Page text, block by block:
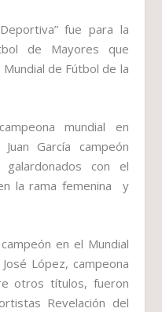
Deportiva” fue para la
de Mayores que
de Fútbol de la
mundial en
Juan García campeón
con el
la rama femenina y
campeón en el Mundial
José López, campeona
otros títulos, fueron
Revelación del